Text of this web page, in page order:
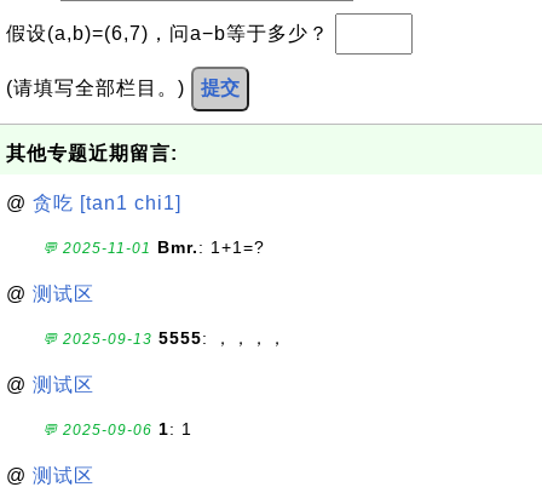
假设(a,b)=(6,7)，问a−b等于多少？
(请填写全部栏目。) 提交
其他专题近期留言:
@ 贪吃 [tan1 chi1]
💬 2025-11-01 Bmr.: 1+1=?
@ 测试区
💬 2025-09-13 5555: ，，，，
@ 测试区
💬 2025-09-06 1: 1
@ 测试区